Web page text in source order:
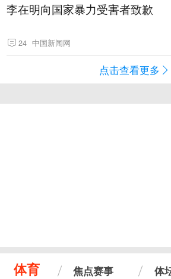
李在明向国家暴力受害者致歉
24 中国新闻网
点击查看更多
体育 焦点赛事 体